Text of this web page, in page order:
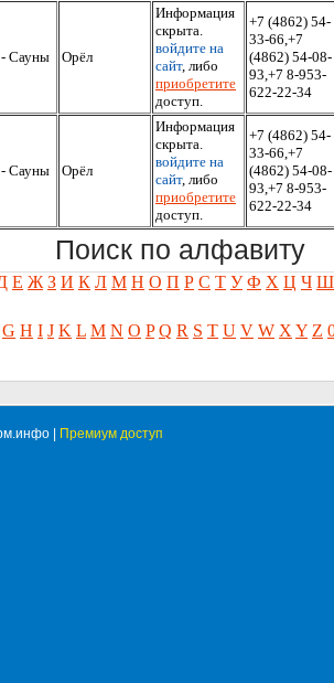
Сауны Орёл
Информация
скрыта.
войдите на
сайт, либо
приобретите
доступ.
+7 (4862) 54-
33-66,+7
(4862) 54-08-
93,+7 8-953-
622-22-34
Сауны Орёл
Информация
скрыта.
войдите на
сайт, либо
приобретите
доступ.
+7 (4862) 54-
33-66,+7
(4862) 54-08-
93,+7 8-953-
622-22-34
Поиск по алфавиту
Е Ж З И К Л М Н О П Р С Т У Ф Х Ц Ч Ш
G H I J K L M N O P Q R S T U V W X Y Z
| Премиум доступ